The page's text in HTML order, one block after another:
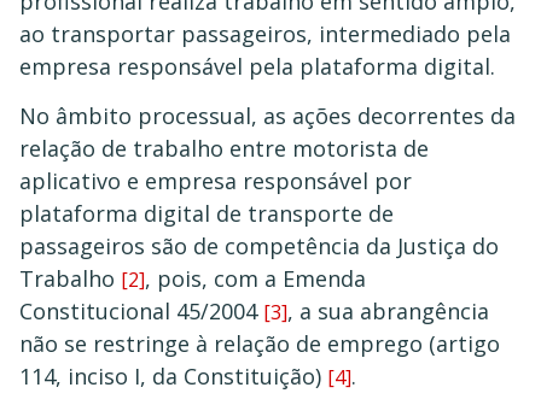
ao transportar passageiros, intermediado pela
empresa responsável pela plataforma digital.
No âmbito processual, as ações decorrentes da
relação de trabalho entre motorista de
aplicativo e empresa responsável por
plataforma digital de transporte de
passageiros são de competência da Justiça do
Trabalho [2], pois, com a Emenda
Constitucional 45/2004 [3], a sua abrangência
não se restringe à relação de emprego (artigo
114, inciso I, da Constituição) [4].